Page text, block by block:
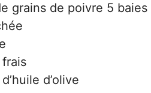
grains de poivre 5 baies
d’olive